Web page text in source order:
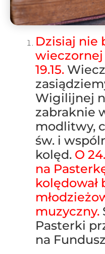
Dzisiaj nie
wieczornej
19.15.
Wigilijnej
zabraknie
modlitwy,
św. i
kolęd. O
na
kolędował
muzyczny.
Pasterki
na